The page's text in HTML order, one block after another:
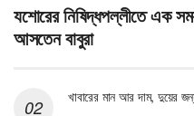
যশোরের নিষিদ্ধপল্লীতে এক
আসতেন বাবুরা
খাবারের মান আর দাম, দুয়ের